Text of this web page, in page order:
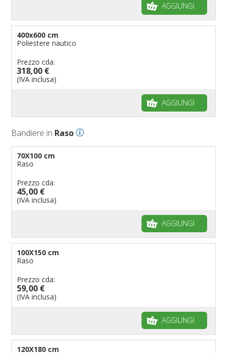
AGGIUNGI
400x600 cm
Poliestere nautico
Prezzo cda:
318,00 €
(IVA inclusa)
AGGIUNGI
Bandiere in Raso
70X100 cm
Raso
Prezzo cda:
45,00 €
(IVA inclusa)
AGGIUNGI
100X150 cm
Raso
Prezzo cda:
59,00 €
(IVA inclusa)
AGGIUNGI
120X180 cm